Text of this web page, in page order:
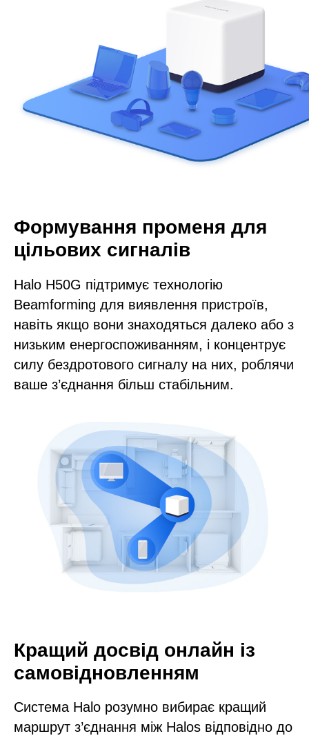
Формування променя для
цільових сигналів
Halo H50G підтримує технологію
Beamforming для виявлення пристроїв,
навіть якщо вони знаходяться далеко або з
низьким енергоспоживанням, і концентрує
силу бездротового сигналу на них, роблячи
ваше з’єднання більш стабільним.
Кращий досвід онлайн із
самовідновленням
Система Halo розумно вибирає кращий
маршрут з’єднання між Halos відповідно до